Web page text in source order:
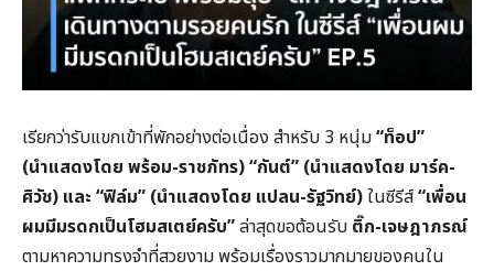
เรียกว่ารับแขกเข้าที่พักอย่างต่อเนื่อง สำหรับ 3 หนุ่ม“ท็อป”
(นำแสดงโดย พร้อม-ราชภัทร) “กันต์” (นำแสดงโดย มาร์ค-
ศิวัช) และ “ฟิล์ม” (นำแสดงโดย แปลน-รัฐวิทย์)ในซีรีส์“เพื่อน
ผมมีมรดกเป็นโฮมสเตย์ครับ”ล่าสุดขอต้อนรับ ติ๊ก-เจษฎาภรณ์
ตามหาความทรงจำที่สวยงาม พร้อมเรื่องราวมากมายของคนใน